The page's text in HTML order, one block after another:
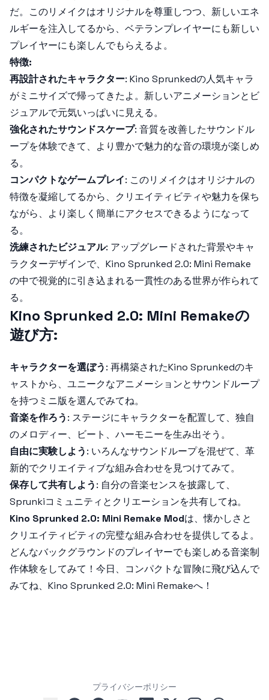
だ。このリメイクはオリジナルを尊重しつつ、新しいエネ
ルギーを注入してるから、ベテランプレイヤーにも新しい
プレイヤーにも楽しんでもらえるよ。
特徴:
再設計されたキャラクター: Kino Sprunkedの人気キャラ
がミニサイズで帰ってきたよ。新しいアニメーションとビ
ジュアルで元気いっぱいに見える。
強化されたサウンドスケープ: 音質を改善したサウンドル
ープを体験できて、より豊かで魅力的な音の環境が楽しめ
る。
コンパクトなゲームプレイ: このリメイクはオリジナルの
特徴を凝縮してるから、クリエイティビティや魅力を保ち
ながら、より楽しく簡単にアクセスできるようになって
る。
洗練されたビジュアル: アップグレードされた背景やキャ
ラクターデザインで、 Kino Sprunked 2.0: Mini Remake
の中で視覚的に引き込まれる一貫性のある世界が作られて
る。
Kino Sprunked 2.0: Mini Remakeの
遊び方:
キャラクターを選ぼう: 再構築されたKino Sprunkedのキ
ャストから、ユニークなアニメーションとサウンドループ
を持つミニ版を選んでみてね。
音楽を作ろう: ステージにキャラクターを配置して、独自
のメロディー、ビート、ハーモニーを生み出そう。
自由に実験しよう: いろんなサウンドループを混ぜて、革
新的でクリエイティブな組み合わせを見つけてみて。
保存して共有しよう: 自分の音楽センスを披露して、
Sprunkiコミュニティとクリエーションを共有してね。
Kino Sprunked 2.0: Mini Remake Modは、懐かしさと
クリエイティビティの完璧な組み合わせを提供してるよ。
どんなバックグラウンドのプレイヤーでも楽しめる音楽制
作体験をしてみて！今日、コンパクトな冒険に飛び込んで
みてね、 Kino Sprunked 2.0: Mini Remakeへ！
プライバシーポリシー